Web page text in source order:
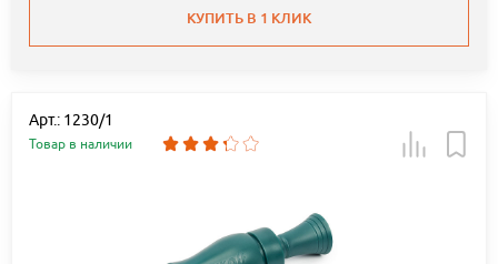
КУПИТЬ В 1 КЛИК
Арт.: 1230/1
Товар в наличии